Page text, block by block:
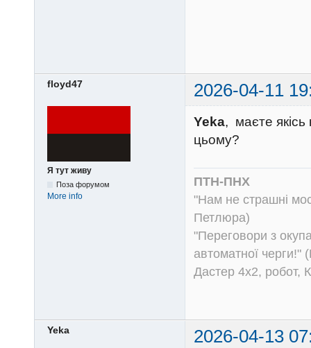
floyd47 2026-04-11
Я тут живу
Поза форумом
More info
Yeka, маєте якісь
цьому?
ПТН-ПНХ
"Нам не страшні
Петлюра)
"Переговори з
автоматної черги!"
Дастер 4х2, робот,
Yeka 2026-04-13